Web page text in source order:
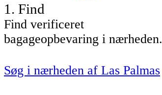
1 . Find
Find verificeret
bagageopbevaring i nærheden.
Søg i nærheden af Las Palmas